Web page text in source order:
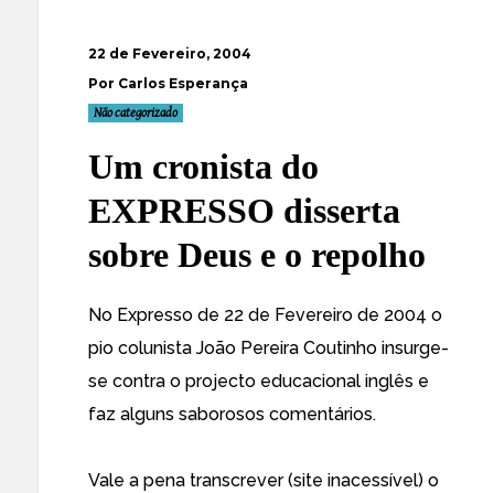
22 de Fevereiro, 2004
Por Carlos Esperança
Não categorizado
Um cronista do
EXPRESSO disserta
sobre Deus e o repolho
No Expresso de 22 de Fevereiro de 2004 o
pio colunista João Pereira Coutinho insurge-
se contra o projecto educacional inglês e
faz alguns saborosos comentários.
Vale a pena transcrever (site inacessível) o